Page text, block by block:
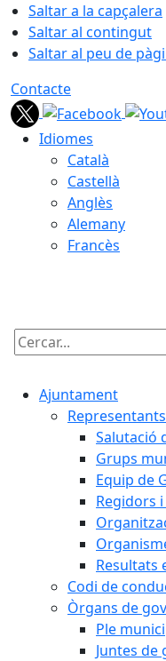
Saltar a la capçalera
Saltar al contingut
Saltar al peu de
Contacte
Idiomes
Català
Castellà
Anglès
Alemany
Francès
Cercar:
Ajuntament
Salutació
Grups
Equip de
Regidors
Resultats
Codi de
Òrgans de
Ple
Juntes de